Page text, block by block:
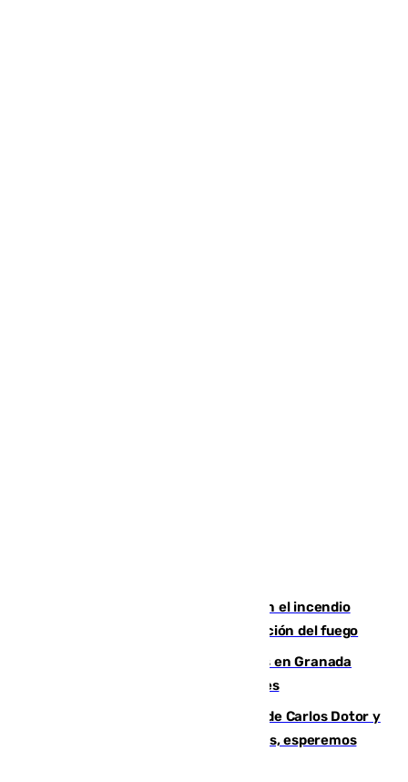
Activado el nivel 2 de emergencia en el incendio
forestal de Niebla por la compleja evolución del fuego
Controlado un incendio de rastrojos en Granada
junto a la autovía y al Callejón de Nogales
Juanfran Funes, sobre las lesiones de Carlos Dotor y
Fernando Calero: “Estamos preocupados, esperemos